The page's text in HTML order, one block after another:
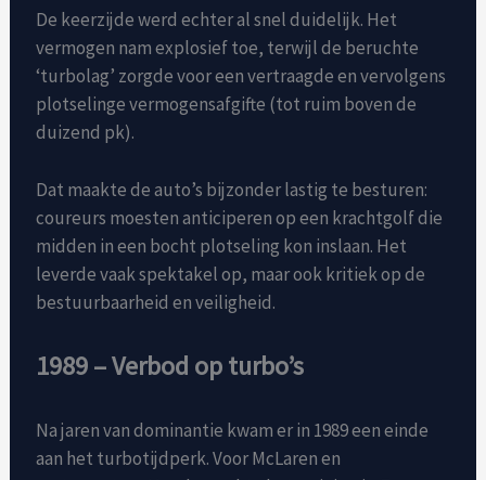
De keerzijde werd echter al snel duidelijk. Het
vermogen nam explosief toe, terwijl de beruchte
‘turbolag’ zorgde voor een vertraagde en vervolgens
plotselinge vermogensafgifte (tot ruim boven de
duizend pk).
Dat maakte de auto’s bijzonder lastig te besturen:
coureurs moesten anticiperen op een krachtgolf die
midden in een bocht plotseling kon inslaan. Het
leverde vaak spektakel op, maar ook kritiek op de
bestuurbaarheid en veiligheid.
1989 – Verbod op turbo’s
Na jaren van dominantie kwam er in 1989 een einde
aan het turbotijdperk. Voor McLaren en